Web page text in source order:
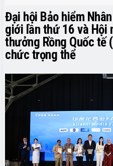
Đại hội Bảo hiểm
giới lần thứ 16 và Hội
thưởng Rồng Quốc
chức trọng thể